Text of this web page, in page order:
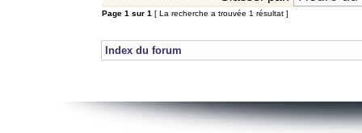
Page 1 sur 1 [ La recherche a trouvée 1 résultat ]
Index du forum